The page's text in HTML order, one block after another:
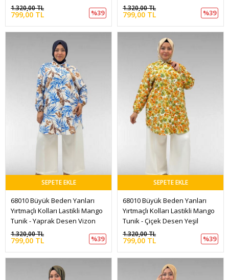
799,00 TL
1.320,00 TL
%39 799,00 TL
1.320,00 TL
%39
SEPETE EKLE
68010 Büyük Beden Yanları
Yırtmaçlı Kolları Lastikli Mango
Tunik - Yaprak Desen Vizon
799,00 TL
1.320,00 TL
%39
SEPETE EKLE
68010 Büyük Beden Yanları
Yırtmaçlı Kolları Lastikli Mango
Tunik - Çiçek Desen Yeşil
799,00 TL
1.320,00 TL
%39